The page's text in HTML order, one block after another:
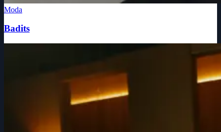
Moda
Badits